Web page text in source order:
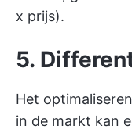
x prijs).
5.
Het
in de markt kan